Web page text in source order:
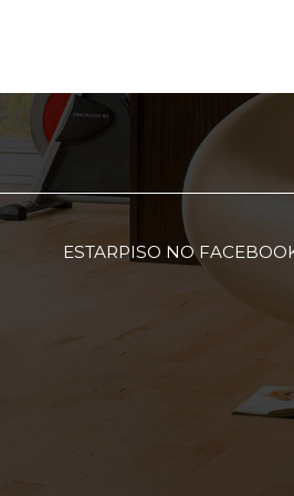
ESTARPISO NO